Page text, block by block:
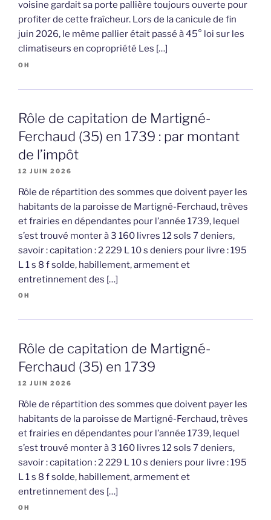
voisine gardait sa porte pallière toujours ouverte pour
profiter de cette fraîcheur. Lors de la canicule de fin
juin 2026, le même pallier était passé à 45° loi sur les
climatiseurs en copropriété Les […]
OH
Rôle de capitation de Martigné-
Ferchaud (35) en 1739 : par montant
de l’impôt
12 JUIN 2026
Rôle de répartition des sommes que doivent payer les
habitants de la paroisse de Martigné-Ferchaud, trèves
et frairies en dépendantes pour l’année 1739, lequel
s’est trouvé monter à 3 160 livres 12 sols 7 deniers,
savoir : capitation : 2 229 L 10 s deniers pour livre : 195
L 1 s 8 f solde, habillement, armement et
entretinnement des […]
OH
Rôle de capitation de Martigné-
Ferchaud (35) en 1739
12 JUIN 2026
Rôle de répartition des sommes que doivent payer les
habitants de la paroisse de Martigné-Ferchaud, trèves
et frairies en dépendantes pour l’année 1739, lequel
s’est trouvé monter à 3 160 livres 12 sols 7 deniers,
savoir : capitation : 2 229 L 10 s deniers pour livre : 195
L 1 s 8 f solde, habillement, armement et
entretinnement des […]
OH